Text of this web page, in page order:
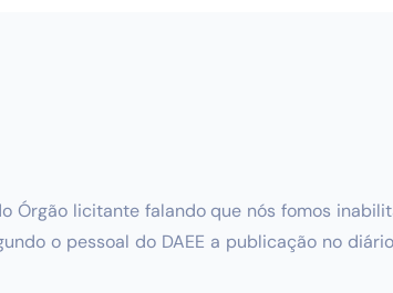
Órgão licitante falando que nós fomos
o pessoal do DAEE a publicação no